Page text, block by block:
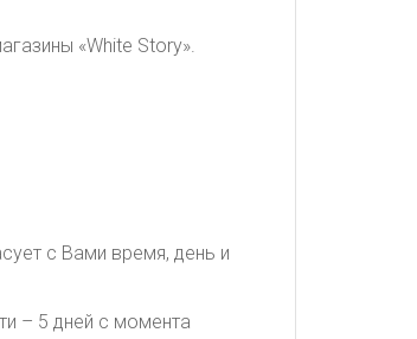
«White Story».
с Вами время, день и
– 5 дней с момента